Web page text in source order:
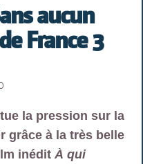
aucun
France 3
la pression sur la
grâce à la très belle
inéditÀ qui